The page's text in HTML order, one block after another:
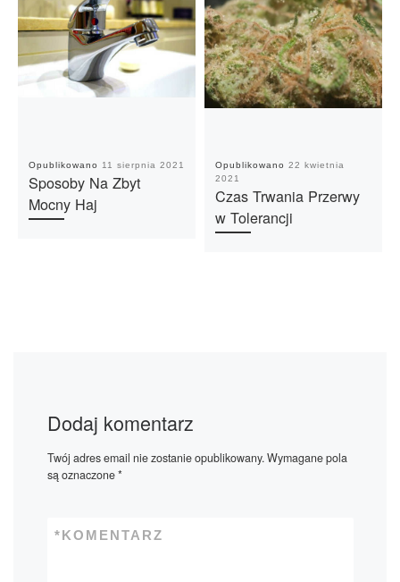
Opublikowano 11 sierpnia 2021
Sposoby Na Zbyt
Mocny Haj
Opublikowano 22 kwietnia
2021
Czas Trwania Przerwy
w Tolerancji
Dodaj komentarz
Twój adres email nie zostanie opublikowany.Wymagane pola
są oznaczone*
KOMENTARZ
*